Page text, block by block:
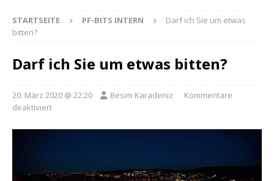
STARTSEITE PF-BITS INTERN
Darf ich Sie um etwas
bitten?
Darf ich Sie um etwas bitten?
20. März 2020 @ 22:20 Besim Karadeniz
Kommentare
deaktiviert